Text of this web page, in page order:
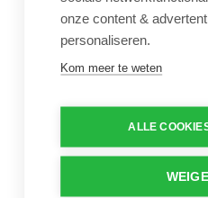
Aantal
- +
onze content &
personaliseren.
Kom meer te weten
ALLE